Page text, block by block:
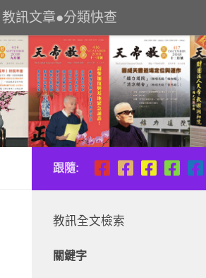
教訊文章●分類快查
跟隨:
教訊全文檢索
關鍵字